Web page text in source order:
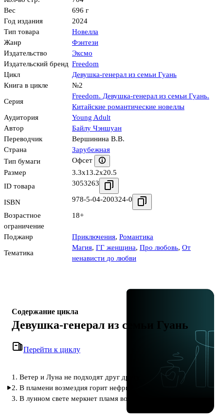
Вес
696 г
Год издания
2024
Тип товара
Новелла
Жанр
Фэнтези
Издательство
Эксмо
Издательский бренд Freedom
Цикл
Девушка-генерал из семьи Гуань
Книга в цикле
№2
Серия
Freedom. Девушка-генерал из семьи Гуань.
Китайские романтические новеллы
Аудитория
Young Adult
Автор
Байлу Чэншуан
Переводчик
Вершинина В.В.
Страна
Зарубежная
Тип бумаги
Офсет
Размер
3.3x13.2x20.5
ID товара
3053263
ISBN 978-5-04-200324-0
Возрастное
ограничение
18+
Поджанр Приключения, Романтика
Тематика
Магия, ГГ женщина, Про любовь, От
ненависти до любви
Содержание цикла
Девушка-генерал из семьи Гуань
Перейти к циклу
1. Ветер и Луна не подходят друг другу
2. В пламени возмездия горит нефрит
3. В лунном свете меркнет пламя войны